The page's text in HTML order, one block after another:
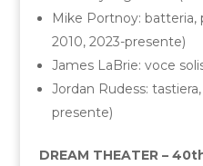
Mike Portnoy: batteria,
2010, 2023-presente)
James LaBrie: voce
Jordan Rudess:
presente)
DREAM THEATER –